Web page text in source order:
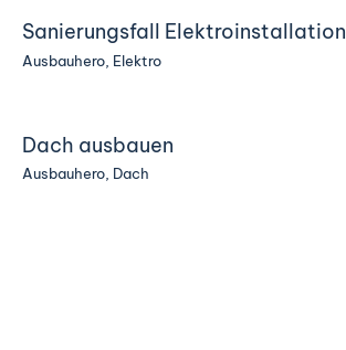
Sanierungsfall Elektroinstallation
Ausbauhero Elektro
Dach ausbauen
Ausbauhero Dach